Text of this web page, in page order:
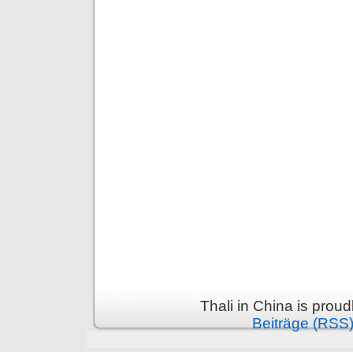
Thali in China is
Beiträge (RSS)